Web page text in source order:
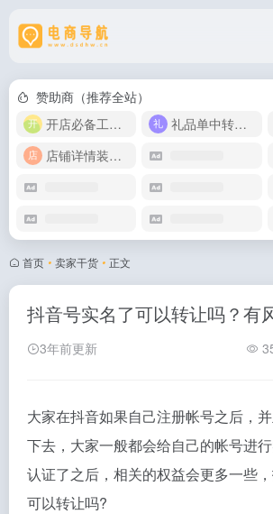
赞助商（推荐全站）
开店必备工具箱
礼品单中转同步单
店铺详情装修模版
首页 • 卖家干货 • 正文
抖音号实名了可以转让吗？有
3年前更新
大家在抖音如果自己注册帐号之后，
下去，大家一般都会给自己的帐号进
认证了之后，相关的权益会更多一些，
可以转让吗?